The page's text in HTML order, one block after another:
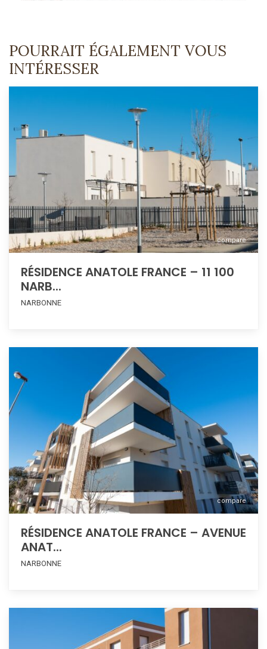
POURRAIT ÉGALEMENT VOUS
INTÉRESSER
compare
RÉSIDENCE ANATOLE FRANCE – 11 100
NARB...
NARBONNE
compare
RÉSIDENCE ANATOLE FRANCE – AVENUE
ANAT...
NARBONNE